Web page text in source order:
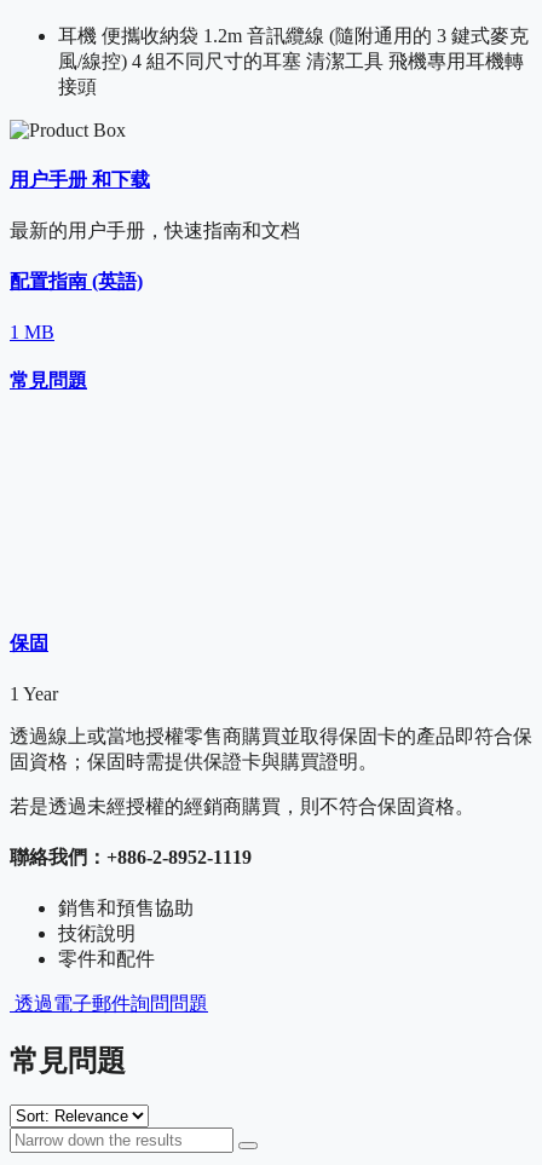
耳機 便攜收納袋 1.2m 音訊纜線 (隨附通用的 3 鍵式麥克
風/線控) 4 組不同尺寸的耳塞 清潔工具 飛機專用耳機轉
接頭
用户手册 和下载
最新的用户手册，快速指南和文档
配置指南 (英語)
1 MB
常見問題
保固
1 Year
透過線上或當地授權零售商購買並取得保固卡的產品即符合保
固資格；保固時需提供保證卡與購買證明。
若是透過未經授權的經銷商購買，則不符合保固資格。
聯絡我們：+886-2-8952-1119
銷售和預售協助
技術說明
零件和配件
透過電子郵件詢問問題
常見問題